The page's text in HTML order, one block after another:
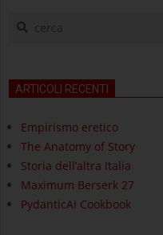
cerca
ARTICOLI RECENTI
Empirismo eretico
The Anatomy of Story
Storia dell’altra Italia
Maximum Berserk 27
PydanticAI Cookbook